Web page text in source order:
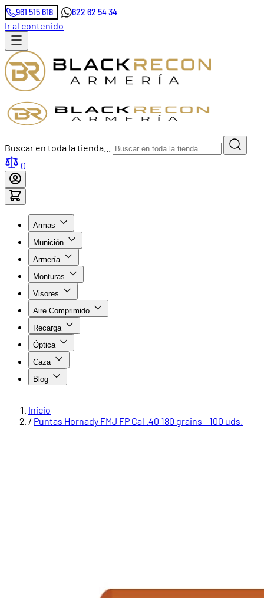
961 515 618 622 62 54 34
Ir al contenido
Buscar en toda la tienda...
0
Armas
Munición
Armería
Monturas
Visores
Aire Comprimido
Recarga
Óptica
Caza
Blog
Inicio
/ Puntas Hornady FMJ FP Cal .40 180 grains - 100 uds.